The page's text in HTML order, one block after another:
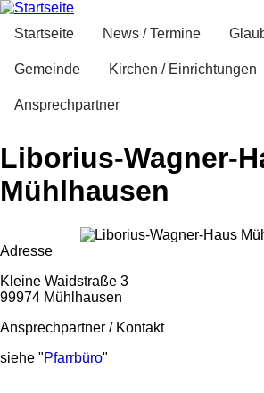
Direkt
Inhalt
Startseite News / Termine
Gemeinde Kirchen / Einrichtungen
Ansprechpartner
Liborius-Wagner-
Mühlhausen
Adresse
Kleine Waidstraße 3
99974 Mühlhausen
Ansprechpartner / Kontakt
siehe "Pfarrbüro"